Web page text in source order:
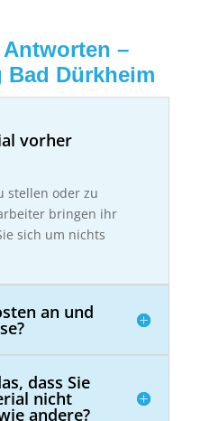
–
Dürkheim
vorher
stellen oder zu
bringen ihr
sich um nichts
an und
dass Sie
nicht
andere?